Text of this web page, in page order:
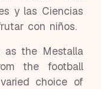
y las Ciencias
con niños.
as the Mestalla
the football
choice of